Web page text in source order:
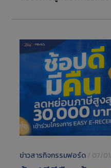
ข่าวสารกิจกรรมฟอร์ด/ 07/